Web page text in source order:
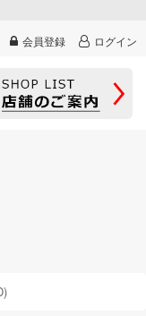
会員登録 ログイン